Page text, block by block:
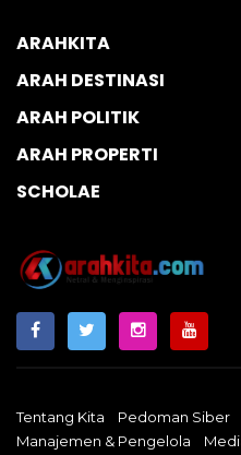
ARAHKITA
ARAH DESTINASI
ARAH POLITIK
ARAH PROPERTI
SCHOLAE
Tentang Kita Pedoman Siber
Manajemen & Pengelola